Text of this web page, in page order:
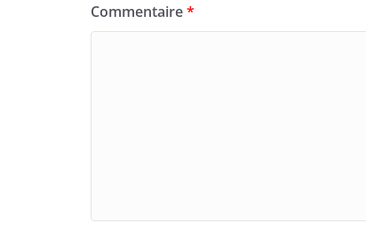
Commentaire*